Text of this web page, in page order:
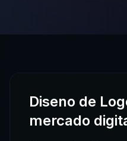
Diseno de
mercado